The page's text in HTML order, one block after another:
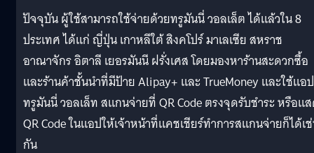
ปัจจุบัน ผู้ใช้สามารถใช้จ่ายด้วยทรูมันนี่ วอลเล็ต ได้แล้วใน 8
ประเทศ ได้แก่ ญี่ปุ่น เกาหลีใต้ สิงคโปร์ มาเลเซีย สหราช
อาณาจักร อิตาลี เยอรมันนี ฝรั่งเศส โดยมองหาร้านสะดวกซื้อ
และร้านค้าชั้นนำที่มีป้าย Alipay+ และ TrueMoney และใช้แอป
ทรูมันนี่ วอลเล็ท สแกนจ่ายที่ QR Code ตรงจุดรับชำระ หรือแ
QR Code ในแอปให้เจ้าหน้าที่แคชเชียร์ทำการสแกนจ่ายก็ได้เ
กัน